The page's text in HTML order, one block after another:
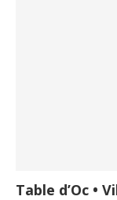
Table d’Oc •